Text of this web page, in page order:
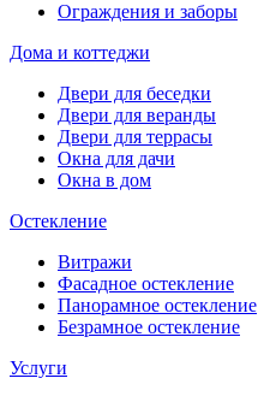
Ограждения и заборы
Дома и коттеджи
Двери для беседки
Двери для веранды
Двери для террасы
Окна для дачи
Окна в дом
Остекление
Витражи
Фасадное остекление
Панорамное остекление
Безрамное остекление
Услуги